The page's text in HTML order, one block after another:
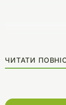
ЧИТАТИ